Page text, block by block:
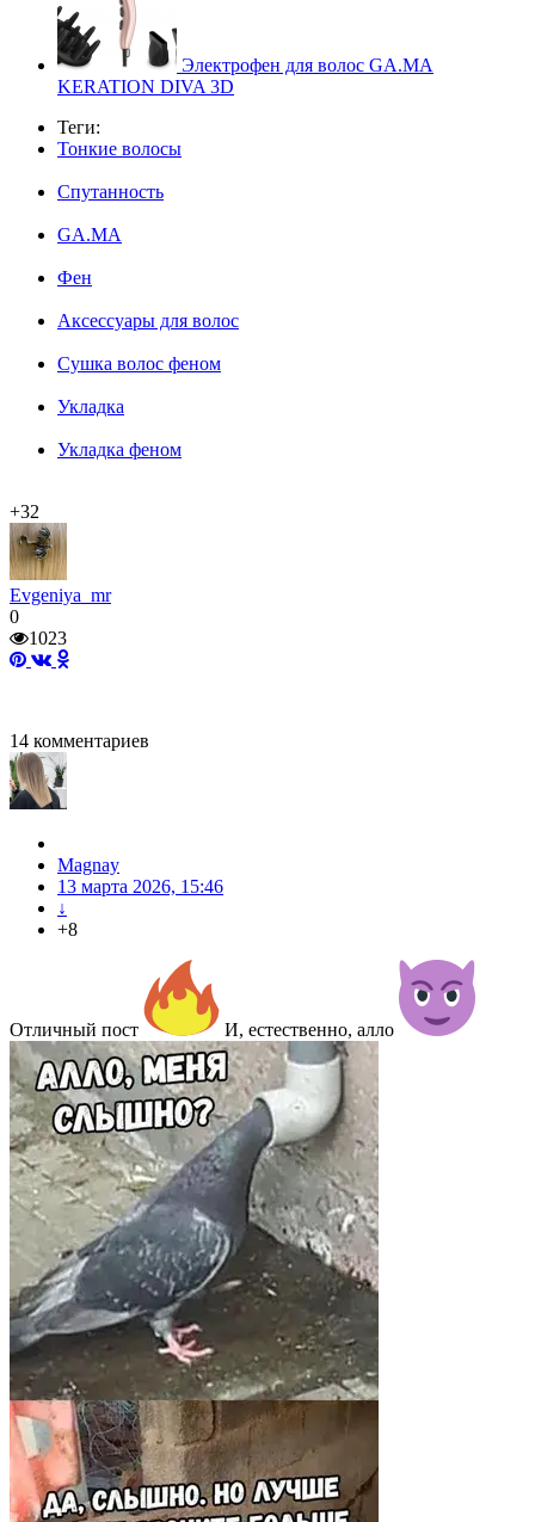
Электрофен для волос GA.MA
KERATION DIVA 3D
Теги:
Тонкие волосы
Спутанность
GA.MA
Фен
Аксессуары для волос
Сушка волос феном
Укладка
Укладка феном
+32
Evgeniya_mr
0
1023
14 комментариев
Magnay
13 марта 2026, 15:46
↓
+8
Отличный пост И, естественно, алло